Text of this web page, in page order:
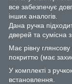
все забезпечує
інших аналогів.
Дана ручка
дверей та сумісна
Має рівну
покриттю (має
У комплекті з
встановлення.